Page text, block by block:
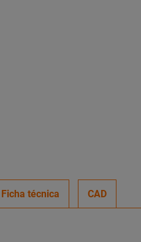
Ficha técnica CAD